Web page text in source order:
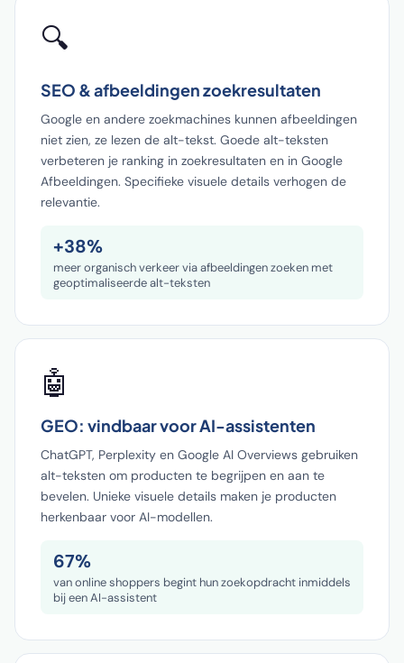
🔍
SEO & afbeeldingen zoekresultaten
Google en andere zoekmachines kunnen afbeeldingen
niet zien, ze lezen de alt-tekst. Goede alt-teksten
verbeteren je ranking in zoekresultaten en in Google
Afbeeldingen. Specifieke visuele details verhogen de
relevantie.
+38%
meer organisch verkeer via afbeeldingen zoeken met
geoptimaliseerde alt-teksten
🤖
GEO: vindbaar voor AI-assistenten
ChatGPT, Perplexity en Google AI Overviews gebruiken
alt-teksten om producten te begrijpen en aan te
bevelen. Unieke visuele details maken je producten
herkenbaar voor AI-modellen.
67%
van online shoppers begint hun zoekopdracht inmiddels
bij een AI-assistent